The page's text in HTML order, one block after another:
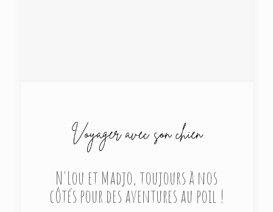
N'Lou et Madjo, toujours à nos
côtés pour des aventures au poil !